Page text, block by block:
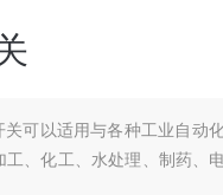
关可以适用与各种工业自动
工、化工、水处理、制药、